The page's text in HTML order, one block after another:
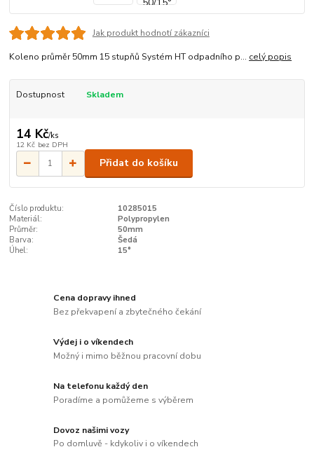
Jak produkt hodnotí zákazníci
Koleno průměr 50mm 15 stupňů Systém HT odpadního p... celý popis
Dostupnost Skladem
14 Kč/ks
12 Kč bez DPH
Přidat do košíku
Číslo produktu:
10285015
Materiál:
Polypropylen
Průměr:
50mm
Barva:
Šedá
Úhel:
15°
Cena dopravy ihned
Bez překvapení a zbytečného čekání
Výdej i o víkendech
Možný i mimo běžnou pracovní dobu
Na telefonu každý den
Poradíme a pomůžeme s výběrem
Dovoz našimi vozy
Po domluvě - kdykoliv i o víkendech